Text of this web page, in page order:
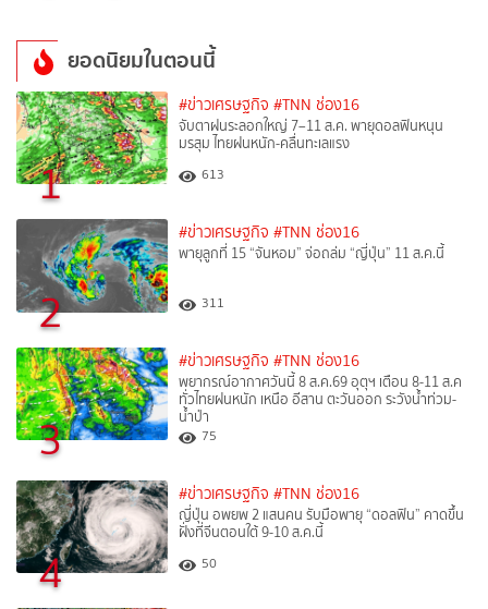
ยอดนิยมในตอนนี้
1
#ข่าวเศรษฐกิจ #TNN ช่อง16
จับตาฝนระลอกใหญ่ 7–11 ส.ค. พายุดอลฟินหนุน
มรสุม ไทยฝนหนัก-คลื่นทะเลแรง
613
2
#ข่าวเศรษฐกิจ #TNN ช่อง16
พายุลูกที่ 15 “จันหอม” จ่อถล่ม “ญี่ปุ่น” 11 ส.ค.นี้
311
3
#ข่าวเศรษฐกิจ #TNN ช่อง16
พยากรณ์อากาศวันนี้ 8 ส.ค.69 อุตุฯ เตือน 8-11 ส.ค
ทั่วไทยฝนหนัก เหนือ อีสาน ตะวันออก ระวังน้ำท่วม-
น้ำป่า
75
4
#ข่าวเศรษฐกิจ #TNN ช่อง16
ญี่ปุ่น อพยพ 2 แสนคน รับมือพายุ “ดอลฟิน” คาดขึ้น
ฝั่งที่จีนตอนใต้ 9-10 ส.ค.นี้
50